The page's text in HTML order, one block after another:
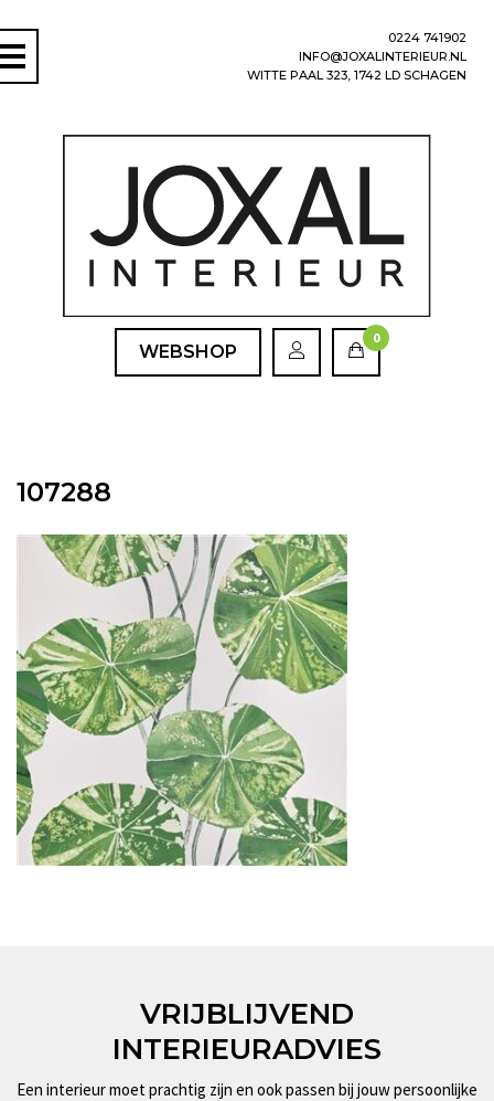
0224 741902
INFO@JOXALINTERIEUR.NL
WITTE PAAL 323, 1742 LD SCHAGEN
WEBSHOP
0
107288
VRIJBLIJVEND
INTERIEURADVIES
Een interieur moet prachtig zijn en ook passen bij jouw persoonlijke